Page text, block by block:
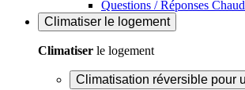
Questions / Réponses
Climatiser le logement
Climatiser le logement
Climatisation réversible pour